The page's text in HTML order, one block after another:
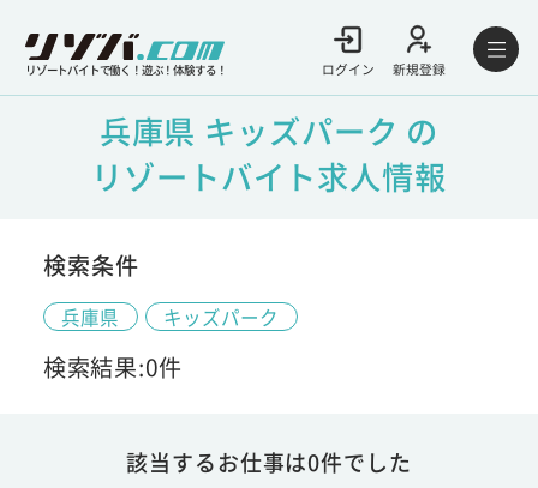
リゾートバイトで働く！遊ぶ！体験する！ ログイン 新規登録
兵庫県 キッズパーク の
リゾートバイト求人情報
検索条件
兵庫県 キッズパーク
検索結果:0件
該当するお仕事は0件でした